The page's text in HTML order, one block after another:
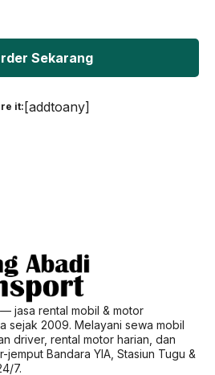
Sekarang
it:[addtoany]
jasa rental mobil & motor
sejak 2009. Melayani sewa mobil
driver, rental motor harian, dan
Bandara YIA, Stasiun Tugu &
7.